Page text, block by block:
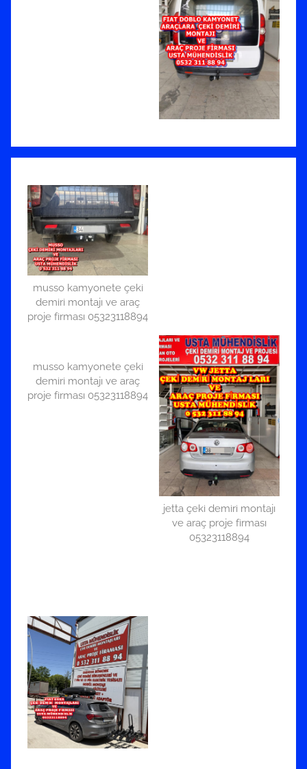
musso kamyonete çeki
demiri montajı ve araç
proje firması 05323118894
musso kamyonete çeki
demiri montajı ve araç
proje firması 05323118894
jetta çeki demiri montajı
ve araç proje firması
05323118894